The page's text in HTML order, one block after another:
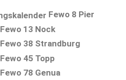
Fewo 8 Pier
Fewo 13 Nock
Fewo 38 Strandburg
Fewo 45 Topp
Fewo 78 Genua